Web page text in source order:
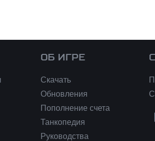
ОБ ИГРЕ
Скачать
Обновления
Пополнение счета
Танкопедия
Руководства